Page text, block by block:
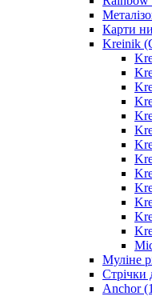
Карти
Kreinik
Муліне
Anchor